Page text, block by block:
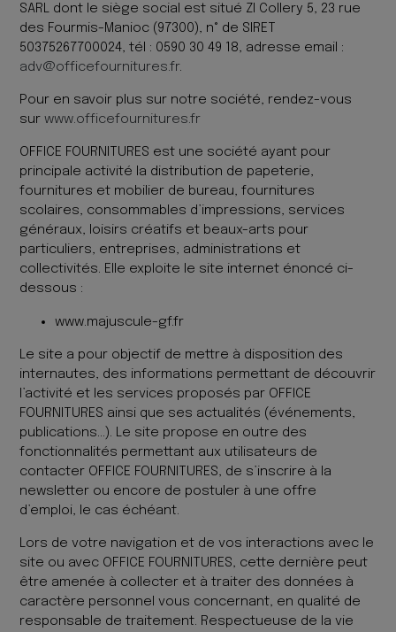
SARL dont le siège social est situé ZI Collery 5, 23 rue
des Fourmis-Manioc (97300), n° de SIRET
50375267700024, tél : 0590 30 49 18, adresse email :
adv@officefournitures.fr.
Pour en savoir plus sur notre société, rendez-vous
surwww.officefournitures.fr
OFFICE FOURNITURES est une société ayant pour
principale activité la distribution de papeterie,
fournitures et mobilier de bureau, fournitures
scolaires, consommables d’impressions, services
généraux, loisirs créatifs et beaux-arts pour
particuliers, entreprises, administrations et
collectivités. Elle exploite le site internet énoncé ci-
dessous :
www.majuscule-gf.fr
Le site a pour objectif de mettre à disposition des
internautes, des informations permettant de découvrir
l’activité et les services proposés par OFFICE
FOURNITURES ainsi que ses actualités (événements,
publications…). Le site propose en outre des
fonctionnalités permettant aux utilisateurs de
contacter OFFICE FOURNITURES, de s’inscrire à la
newsletter ou encore de postuler à une offre
d’emploi, le cas échéant.
Lors de votre navigation et de vos interactions avec le
site ou avec OFFICE FOURNITURES, cette dernière peut
être amenée à collecter et à traiter des données à
caractère personnel vous concernant, en qualité de
responsable de traitement. Respectueuse de la vie